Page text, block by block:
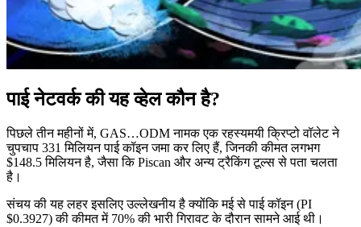
पाई नेटवर्क की यह व्हेल कौन है?
पिछले तीन महीनों में, GAS…ODM नामक एक रहस्यमयी क्रिप्टो वॉलेट ने
चुपचाप 331 मिलियन पाई कॉइन जमा कर लिए हैं, जिनकी कीमत लगभग
$148.5 मिलियन है, जैसा कि Piscan और अन्य ट्रैकिंग टूल्स से पता चलता
है।
संचय की यह लहर इसलिए उल्लेखनीय है क्योंकि मई से पाई कॉइन (PI
$0.3927) की कीमत में 70% की भारी गिरावट के दौरान सामने आई थी।